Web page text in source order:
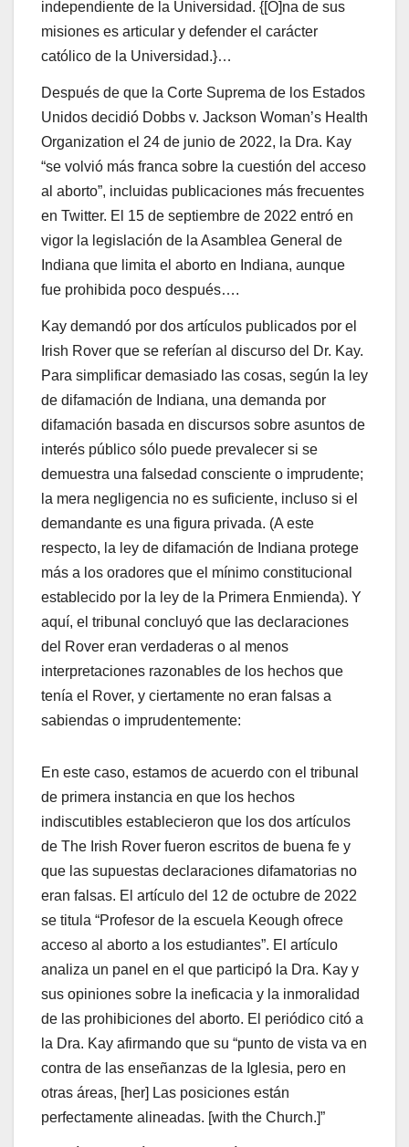
independiente de la Universidad. {[O]na de sus
misiones es articular y defender el carácter
católico de la Universidad.}…
Después de que la Corte Suprema de los Estados
Unidos decidió Dobbs v. Jackson Woman’s Health
Organization el 24 de junio de 2022, la Dra. Kay
“se volvió más franca sobre la cuestión del acceso
al aborto”, incluidas publicaciones más frecuentes
en Twitter. El 15 de septiembre de 2022 entró en
vigor la legislación de la Asamblea General de
Indiana que limita el aborto en Indiana, aunque
fue prohibida poco después….
Kay demandó por dos artículos publicados por el
Irish Rover que se referían al discurso del Dr. Kay.
Para simplificar demasiado las cosas, según la ley
de difamación de Indiana, una demanda por
difamación basada en discursos sobre asuntos de
interés público sólo puede prevalecer si se
demuestra una falsedad consciente o imprudente;
la mera negligencia no es suficiente, incluso si el
demandante es una figura privada. (A este
respecto, la ley de difamación de Indiana protege
más a los oradores que el mínimo constitucional
establecido por la ley de la Primera Enmienda). Y
aquí, el tribunal concluyó que las declaraciones
del Rover eran verdaderas o al menos
interpretaciones razonables de los hechos que
tenía el Rover, y ciertamente no eran falsas a
sabiendas o imprudentemente:
En este caso, estamos de acuerdo con el tribunal
de primera instancia en que los hechos
indiscutibles establecieron que los dos artículos
de The Irish Rover fueron escritos de buena fe y
que las supuestas declaraciones difamatorias no
eran falsas. El artículo del 12 de octubre de 2022
se titula “Profesor de la escuela Keough ofrece
acceso al aborto a los estudiantes”. El artículo
analiza un panel en el que participó la Dra. Kay y
sus opiniones sobre la ineficacia y la inmoralidad
de las prohibiciones del aborto. El periódico citó a
la Dra. Kay afirmando que su “punto de vista va en
contra de las enseñanzas de la Iglesia, pero en
otras áreas, [her] Las posiciones están
perfectamente alineadas. [with the Church.]”